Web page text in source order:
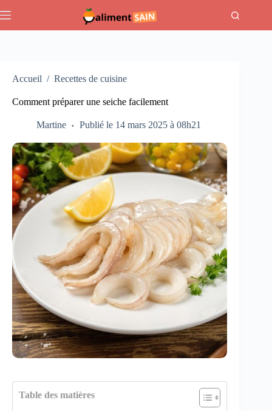
au
Accueil / Recettes de cuisine
Comment préparer une seiche facilement
Martine Publié le 14 mars 2025 à 08h21
Table des matières